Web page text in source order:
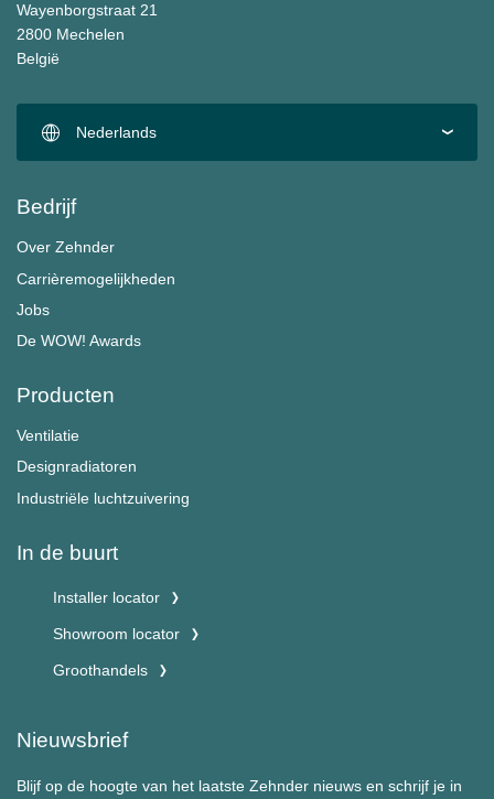
Wayenborgstraat 21
2800 Mechelen
België
Nederlands
Bedrijf
Over Zehnder
Carrièremogelijkheden
Jobs
De WOW! Awards
Producten
Ventilatie
Designradiatoren
Industriële luchtzuivering
In de buurt
Installer locator
Showroom locator
Groothandels
Nieuwsbrief
Blijf op de hoogte van het laatste Zehnder nieuws en schrijf je in